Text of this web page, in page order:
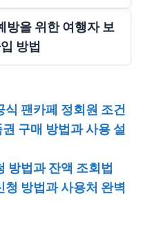
방을 위한 여행자 보
방법
식 팬카페 정회원 조건
구매 방법과 사용 설
방법과 잔액 조회법
방법과 사용처 완벽